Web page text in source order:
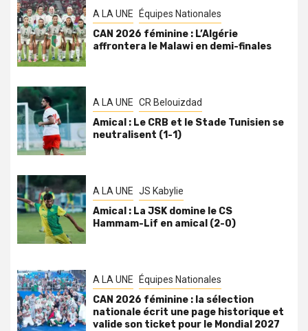
A LA UNE Équipes Nationales
CAN 2026 féminine : L’Algérie
affrontera le Malawi en demi-finales
A LA UNE CR Belouizdad
Amical : Le CRB et le Stade Tunisien se
neutralisent (1-1)
A LA UNE JS Kabylie
Amical : La JSK domine le CS
Hammam-Lif en amical (2-0)
A LA UNE Équipes Nationales
CAN 2026 féminine : la sélection
nationale écrit une page historique et
valide son ticket pour le Mondial 2027